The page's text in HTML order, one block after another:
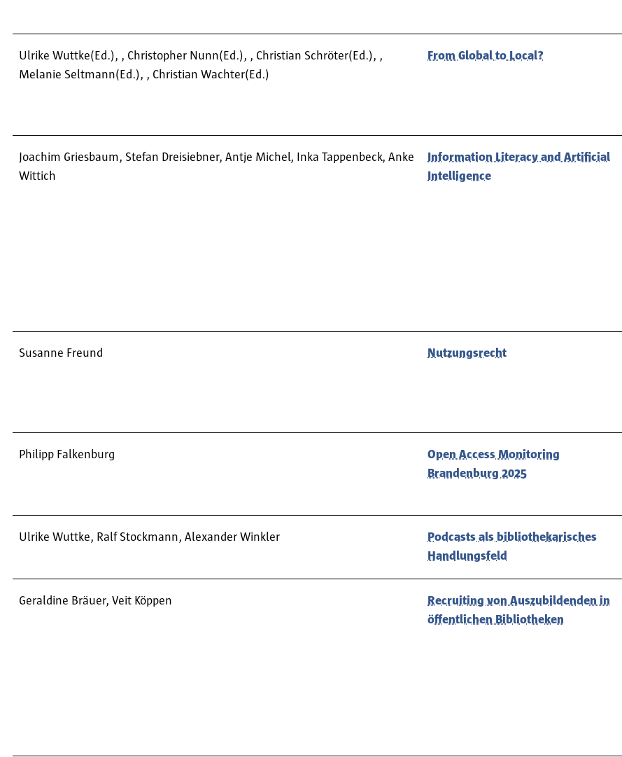
Ulrike Wuttke(Ed.), , Christopher Nunn(Ed.), , Christian Schröter(Ed.), ,
Melanie Seltmann(Ed.), , Christian Wachter(Ed.)
From Global to Local?
Joachim Griesbaum, Stefan Dreisiebner, Antje Michel, Inka Tappenbeck, Anke
Wittich
Information Literacy and Artificial
Intelligence
Susanne Freund Nutzungsrecht
Philipp Falkenburg
Open Access Monitoring
Brandenburg 2025
Ulrike Wuttke, Ralf Stockmann, Alexander Winkler
Podcasts als bibliothekarisches
Handlungsfeld
Geraldine Bräuer, Veit Köppen
Recruiting von Auszubildenden in
öffentlichen Bibliotheken